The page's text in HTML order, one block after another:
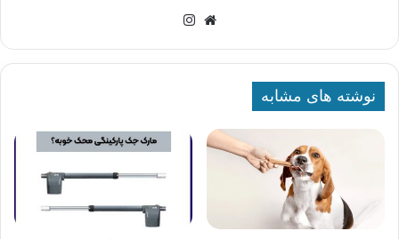
وبسایت
نوشته های مشابه